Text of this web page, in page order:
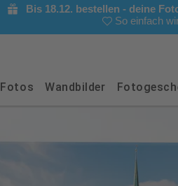
Bis 18.12. bestellen - deine
So einfach
Fotos Wandbilder